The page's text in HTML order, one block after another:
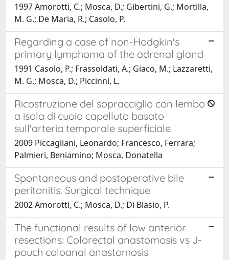
1997 Amorotti, C.; Mosca, D.; Gibertini, G.; Mortilla,
M. G.; De Maria, R.; Casolo, P.
Regarding a case of non-Hodgkin's
primary lymphoma of the adrenal gland
1991 Casolo, P.; Frassoldati, A.; Giaco, M.; Lazzaretti,
M. G.; Mosca, D.; Piccinni, L.
Ricostruzione del sopracciglio con lembo
a isola di cuoio capelluto basato
sull'arteria temporale superficiale
2009 Piccagliani, Leonardo; Francesco, Ferrara;
Palmieri, Beniamino; Mosca, Donatella
Spontaneous and postoperative bile
peritonitis. Surgical technique
2002 Amorotti, C.; Mosca, D.; Di Blasio, P.
The functional results of low anterior
resections: Colorectal anastomosis vs J-
pouch coloanal anastomosis